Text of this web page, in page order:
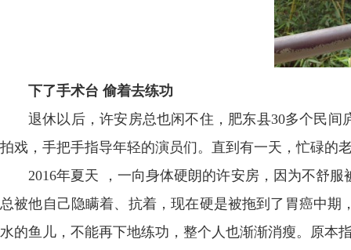
下了手术台 偷着去练功
退休以后，许安房总也闲不住，肥东县30多个民
拍戏，手把手指导年轻的演员们。直到有一天，忙碌的
2016年夏天 ，一向身体硬朗的许安房，因为不舒
总被他自己隐瞒着、抗着，现在硬是被拖到了胃癌中
水的鱼儿，不能再下地练功，整个人也渐渐消瘦。原本